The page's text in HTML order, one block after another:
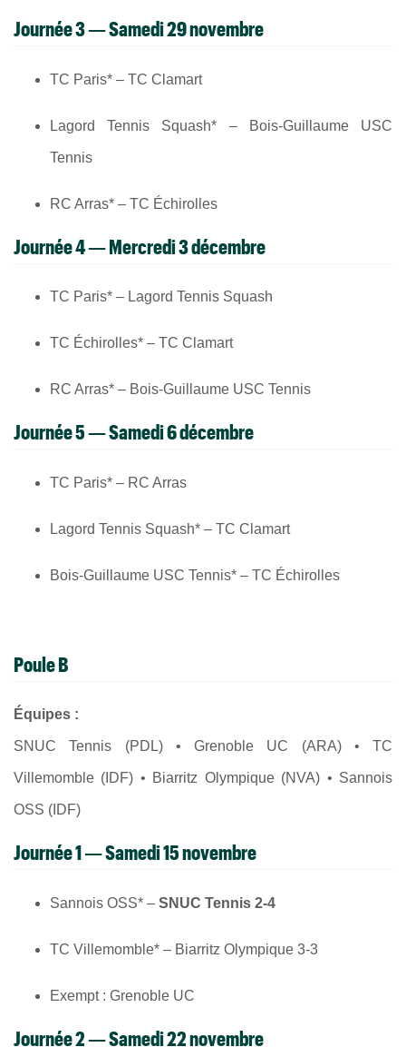
Journée 3 — Samedi 29 novembre
TC Paris* – TC Clamart
Lagord Tennis Squash* – Bois-Guillaume USC
Tennis
RC Arras* – TC Échirolles
Journée 4 — Mercredi 3 décembre
TC Paris* – Lagord Tennis Squash
TC Échirolles* – TC Clamart
RC Arras* – Bois-Guillaume USC Tennis
Journée 5 — Samedi 6 décembre
TC Paris* – RC Arras
Lagord Tennis Squash* – TC Clamart
Bois-Guillaume USC Tennis* – TC Échirolles
Poule B
Équipes :
SNUC Tennis (PDL) • Grenoble UC (ARA) • TC
Villemomble (IDF) • Biarritz Olympique (NVA) • Sannois
OSS (IDF)
Journée 1 — Samedi 15 novembre
Sannois OSS* – SNUC Tennis 2-4
TC Villemomble* – Biarritz Olympique 3-3
Exempt : Grenoble UC
Journée 2 — Samedi 22 novembre